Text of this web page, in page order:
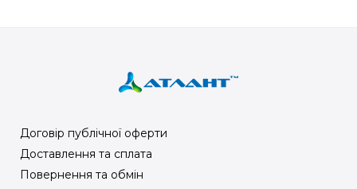
Договір публічної оферти
Доставлення та сплата
Повернення та обмін